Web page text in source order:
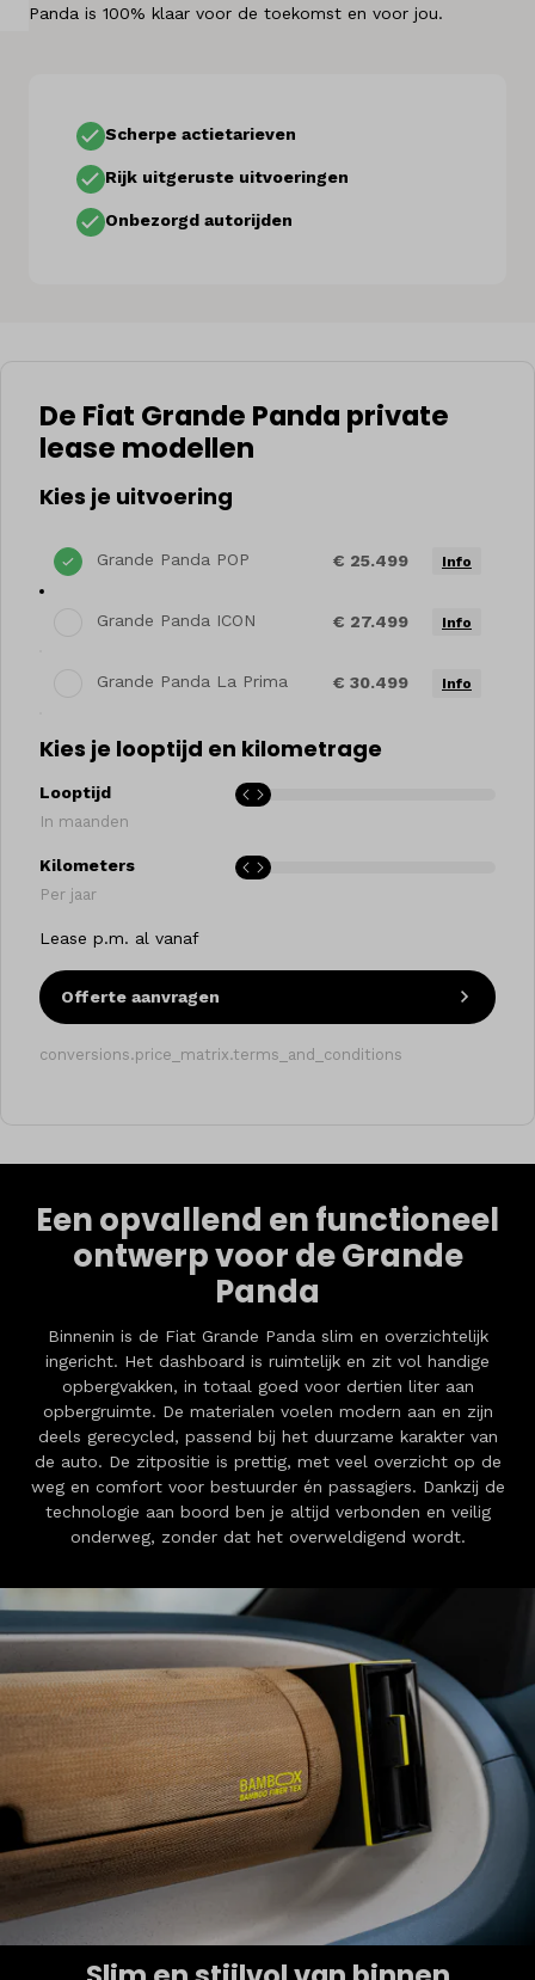
Nederland
Nederlands
Panda is 100% klaar voor de toekomst en voor jou.
Scherpe actietarieven
Rijk uitgeruste uitvoeringen
Onbezorgd autorijden
De Fiat Grande Panda private
lease modellen
Kies je uitvoering
Grande Panda POP € 25.499 Info
Grande Panda ICON € 27.499 Info
Grande Panda La Prima € 30.499 Info
Kies je looptijd en kilometrage
Looptijd
In maanden
Kilometers
Per jaar
Lease p.m. al vanaf
Offerte aanvragen
conversions.price_matrix.terms_and_conditions
Een opvallend en functioneel
ontwerp voor de Grande
Panda
Binnenin is de Fiat Grande Panda slim en overzichtelijk
ingericht. Het dashboard is ruimtelijk en zit vol handige
opbergvakken, in totaal goed voor dertien liter aan
opbergruimte. De materialen voelen modern aan en zijn
deels gerecycled, passend bij het duurzame karakter van
de auto. De zitpositie is prettig, met veel overzicht op de
weg en comfort voor bestuurder én passagiers. Dankzij de
technologie aan boord ben je altijd verbonden en veilig
onderweg, zonder dat het overweldigend wordt.